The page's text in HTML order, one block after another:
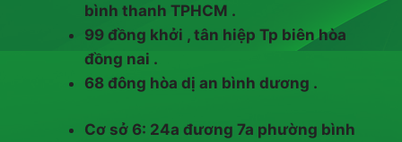
bình thanh TPHCM .
99 đồng khởi , tân hiệp Tp biên hòa
đồng nai .
68 đông hòa dị an bình dương .
Cơ sở 6: 24a đương 7a phường bình